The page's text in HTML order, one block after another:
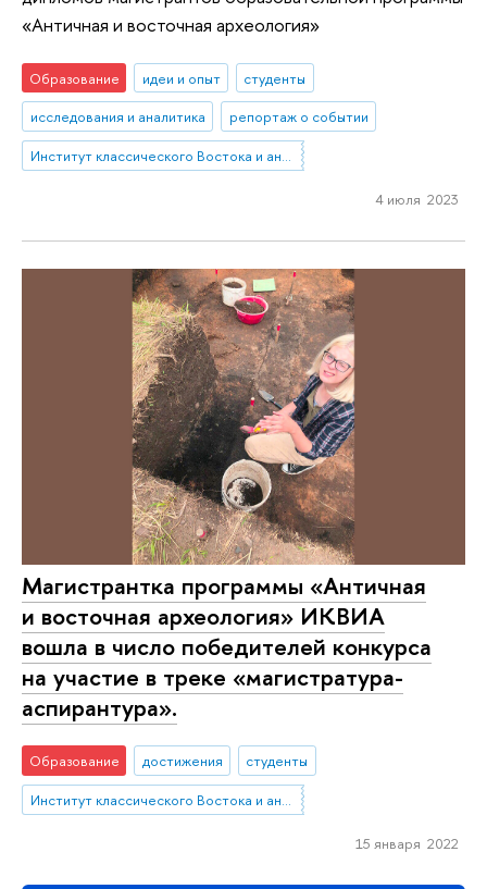
«Античная и восточная археология»
Образование идеи и опыт
студенты
исследования и аналитика
репортаж о событии
Институт классического Востока и античности
4 июля 2023
Магистрантка программы «Античная
и восточная археология» ИКВИА
вошла в число победителей конкурса
на участие в треке «магистратура-
аспирантура».
Образование достижения
студенты
Институт классического Востока и античности
15 января 2022